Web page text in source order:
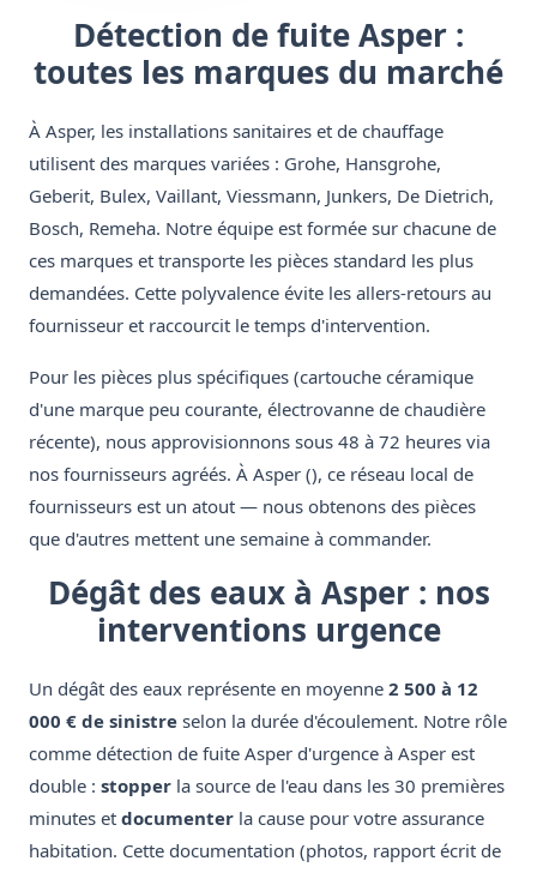
Détection de fuite Asper :
toutes les marques du marché
À Asper, les installations sanitaires et de chauffage
utilisent des marques variées : Grohe, Hansgrohe,
Geberit, Bulex, Vaillant, Viessmann, Junkers, De Dietrich,
Bosch, Remeha. Notre équipe est formée sur chacune de
ces marques et transporte les pièces standard les plus
demandées. Cette polyvalence évite les allers-retours au
fournisseur et raccourcit le temps d'intervention.
Pour les pièces plus spécifiques (cartouche céramique
d'une marque peu courante, électrovanne de chaudière
récente), nous approvisionnons sous 48 à 72 heures via
nos fournisseurs agréés. À Asper (), ce réseau local de
fournisseurs est un atout — nous obtenons des pièces
que d'autres mettent une semaine à commander.
Dégât des eaux à Asper : nos
interventions urgence
Un dégât des eaux représente en moyenne 2 500 à 12
000 € de sinistre selon la durée d'écoulement. Notre rôle
comme détection de fuite Asper d'urgence à Asper est
double : stopper la source de l'eau dans les 30 premières
minutes et documenter la cause pour votre assurance
habitation. Cette documentation (photos, rapport écrit de